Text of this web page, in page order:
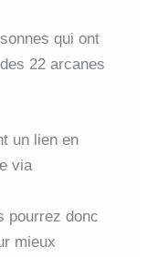
qui ont
22 arcanes
un lien en
via
pourrez donc
mieux